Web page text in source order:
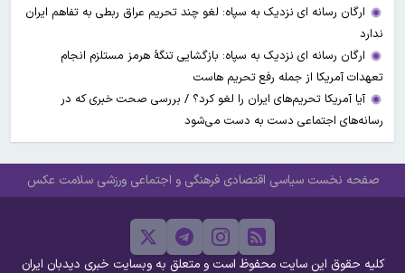
ارگان رسانه ای نزدیک به سپاه: لغو چند تحریم عراق ربطی به تفاهم ایران
ندارد
ارگان رسانه ای نزدیک به سپاه: بازگشایی تنگۀ هرمز مستلزم انجام
تعهدات آمریکا از جمله رفع تحریم هاست
آیا آمریکا تحریم‌های ایران را لغو کرد؟ / بررسی صحت خبری که در
رسانه‌های اجتماعی دست به دست می‌شود
صفحه نخست سیاسی اقتصادی فرهنگی و اجتماعی ورزشی سلامت عکس
کلیه حقوق این سایت محفوظ است و متعلق به وبسایت خبری دیدبان ایران